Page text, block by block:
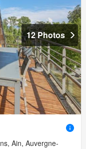
12 Photos
Ain, Auvergne-